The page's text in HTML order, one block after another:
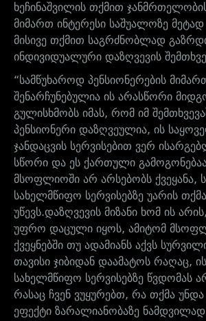
ხეჩინაშვილის თქმით
მიმართ ინტერესი საშუალოზე
მისივე თქმით საგრძნობლად
ინდივიდუალური დაზღვევის
“სამწუხაროდ პენსიონერების
შენარჩუნებულია ის არასწორი
გულისხმობს იმას, რომ იმ
პენსიონერი დაზღვეულია, ის
ჯანდაცვის სერვისებით ვერ
სწორი და ეს ქართული
მსოფლიოში არ არსებობს ქვეყანა,
სახელმწიფო სერვისებზე უარის თქმა
უწევს.დაზღვევის მიზანი ხომ ის
უფრო დაცული იყოს, ამიტომ
ქვეყნებში თუ ადამიანს აქვს
თავისი ჯიბიდან დაამატოს რაღაც,
სახელმწიფო სერვისებზე წვდომას
რასაც ჩვენ ვუყურებთ, რა თქმა
ეფექტი ზარალიანობაზე